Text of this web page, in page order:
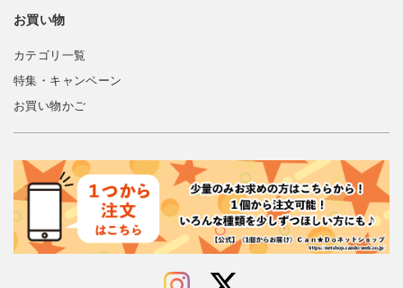
お買い物
カテゴリ一覧
特集・キャンペーン
お買い物かご